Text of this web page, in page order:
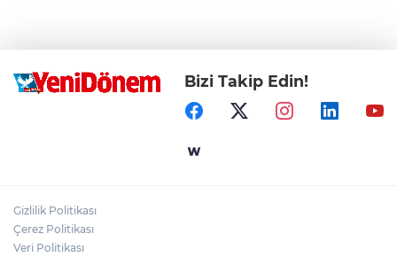
Bizi Takip Edin!
Gizlilik Politikası
Çerez Politikası
Veri Politikası